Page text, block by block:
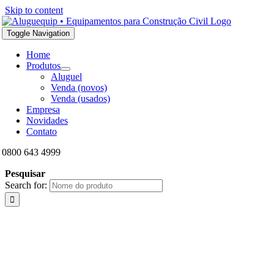
Skip to content
Toggle Navigation
Home
Produtos
Aluguel
Venda (novos)
Venda (usados)
Empresa
Novidades
Contato
0800 643 4999
Pesquisar
Search for: